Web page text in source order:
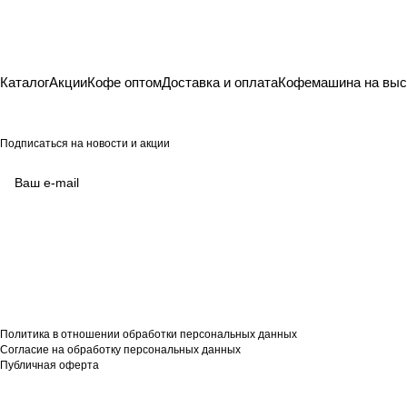
КаталогАкцииКофе оптомДоставка и оплатаКофемашина на
Подписаться на новости и акции
персональных данных
Политика в отношении обработки персональных данных
Согласие на обработку персональных данных
Публичная оферта